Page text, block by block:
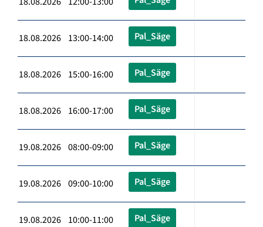
18.08.2026 13:00-14:00 Pal_Säge
18.08.2026 15:00-16:00 Pal_Säge
18.08.2026 16:00-17:00 Pal_Säge
19.08.2026 08:00-09:00 Pal_Säge
19.08.2026 09:00-10:00 Pal_Säge
19.08.2026 10:00-11:00 Pal_Säge